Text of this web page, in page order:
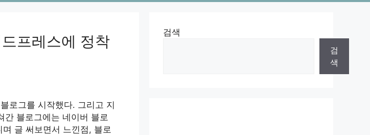
프레스에 정착
로그를 시작했다. 그리고 지
간 블로그에는 네이버 블로
글 써보면서 느낀점, 블로
검색
검
색